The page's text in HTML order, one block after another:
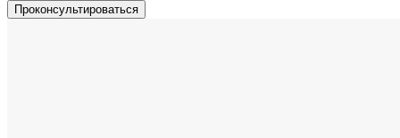
Проконсультироваться